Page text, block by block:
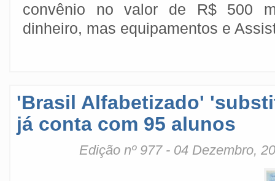
convênio no valor de R$ 500
dinheiro, mas equipamentos e
'Brasil Alfabetizado'
já conta com 95 alunos
Edição nº 977 - 04 Dezembro,